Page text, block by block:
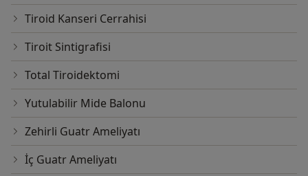
Tiroid Kanseri Cerrahisi
Tiroit Sintigrafisi
Total Tiroidektomi
Yutulabilir Mide Balonu
Zehirli Guatr Ameliyatı
İç Guatr Ameliyatı